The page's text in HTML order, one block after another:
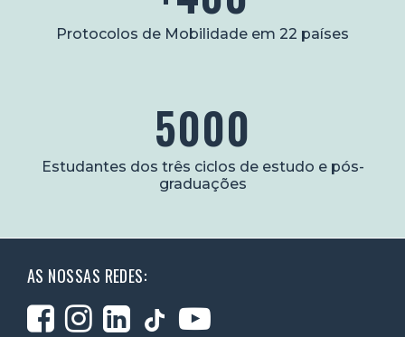
Protocolos de Mobilidade em 22 países
5000
Estudantes dos três ciclos de estudo e pós-
graduações
AS NOSSAS REDES: